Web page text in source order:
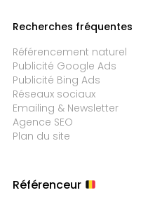
Recherches fréquentes
Référencement naturel
Publicité Google Ads
Publicité Bing Ads
Réseaux sociaux
Emailing & Newsletter
Agence SEO
Plan du site
Référenceur